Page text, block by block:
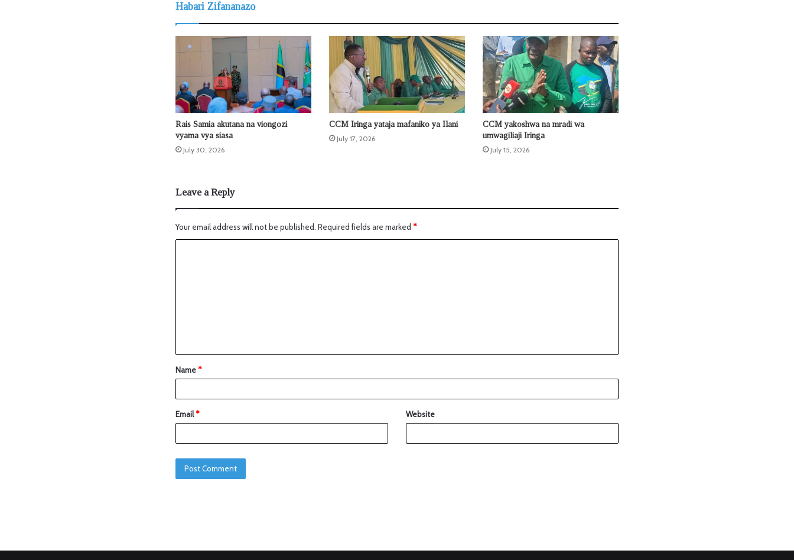
Habari Zifananazo
Rais Samia akutana na viongozi
vyama vya siasa
July 30, 2026
CCM Iringa yataja mafaniko ya Ilani
July 17, 2026
CCM yakoshwa na mradi wa
umwagiliaji Iringa
July 15, 2026
Leave a Reply
Your email address will not be published. Required fields are marked *
Name*
Email* Website